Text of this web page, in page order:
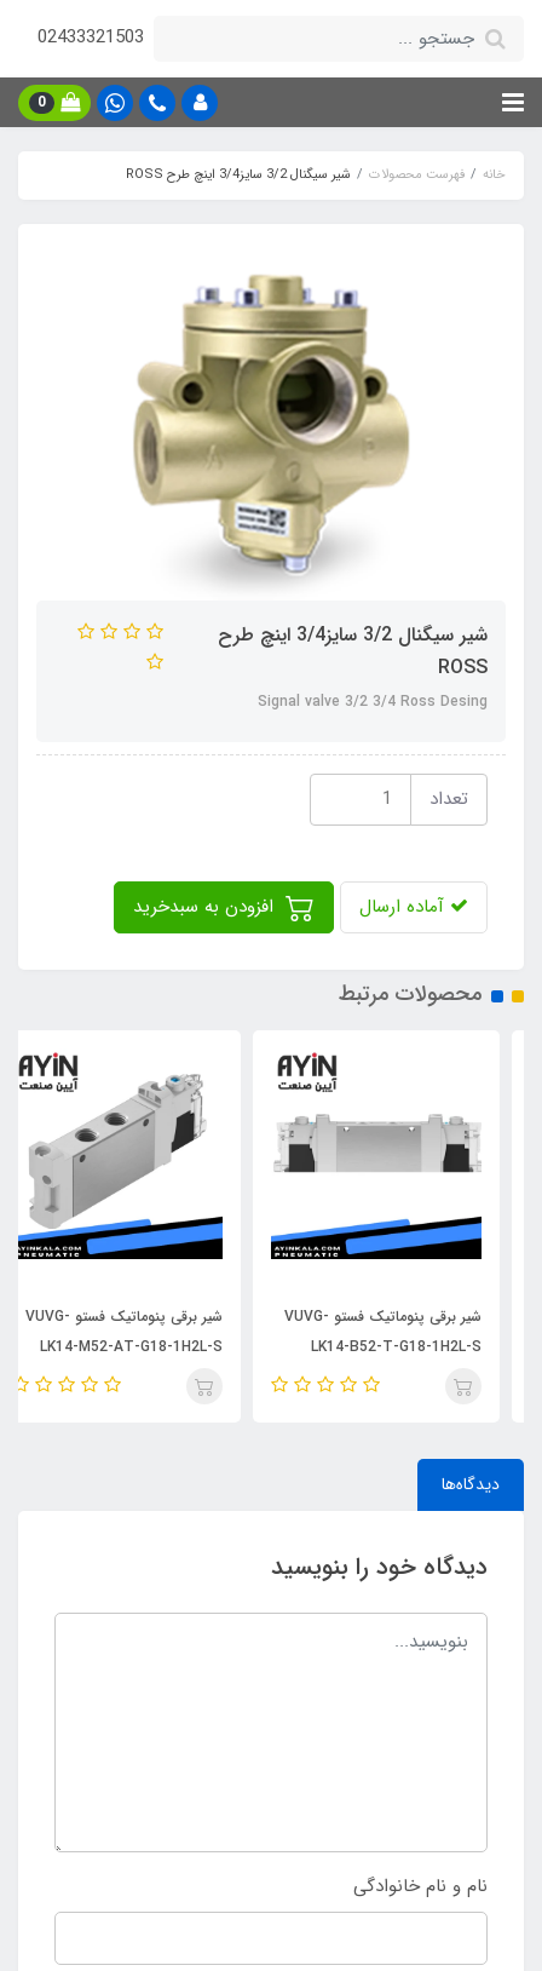
02433321503
0
خانه فهرست محصولات شیر سیگنال 3/2 سایز3/4 اینچ طرح ROSS
شیر سیگنال 3/2 سایز3/4 اینچ طرح
ROSS
Signal valve 3/2 3/4 Ross Desing
تعداد
آماده ارسال
محصولات مرتبط
شیر برقی پنوماتیک فستو VUVG-
LK14-B52-T-G18-1H2L-S
شیر برقی پنوماتیک فستو VUVG-
LK14-M52-AT-G18-1H2L-S
دیدگاه‌ها
دیدگاه خود را بنویسید
نام و نام خانوادگی